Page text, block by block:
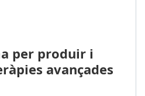
per produir i
avançades